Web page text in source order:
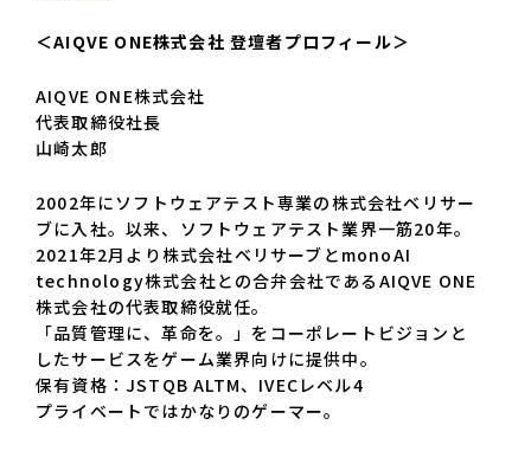
＜AIQVE ONE株式会社 登壇者プロフィール＞
AIQVE ONE株式会社
代表取締役社長
山崎太郎
2002年にソフトウェアテスト専業の株式会社ベリサー
ブに入社。以来、ソフトウェアテスト業界一筋20年。
2021年2月より株式会社ベリサーブとmonoAI
technology株式会社との合弁会社であるAIQVE ONE
株式会社の代表取締役就任。
「品質管理に、革命を。」をコーポレートビジョンと
したサービスをゲーム業界向けに提供中。
保有資格：JSTQB ALTM、IVECレベル4
プライベートではかなりのゲーマー。